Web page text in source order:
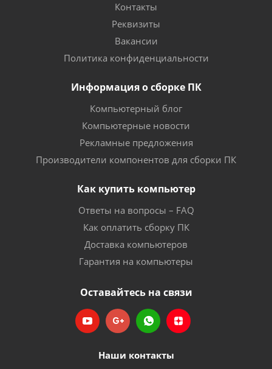
Контакты
Реквизиты
Вакансии
Политика конфиденциальности
Информация о сборке ПК
Компьютерный блог
Компьютерные новости
Рекламные предложения
Производители компонентов для сборки ПК
Как купить компьютер
Ответы на вопросы – FAQ
Как оплатить сборку ПК
Доставка компьютеров
Гарантия на компьютеры
Оставайтесь на связи
Наши контакты